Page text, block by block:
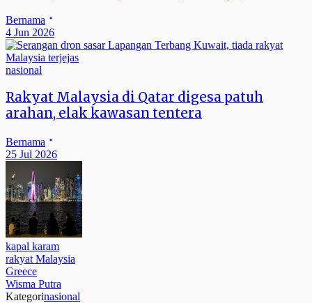
Bernama
4 Jun 2026
nasional
Rakyat Malaysia di Qatar digesa patuh
arahan, elak kawasan tentera
Bernama
25 Jul 2026
kapal karam
rakyat Malaysia
Greece
Wisma Putra
Kategorinasional